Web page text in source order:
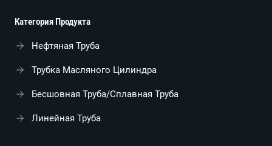
Категория Продукта
Нефтяная Труба
Трубка Масляного Цилиндра
Бесшовная Труба/сплавная Труба
Линейная Труба